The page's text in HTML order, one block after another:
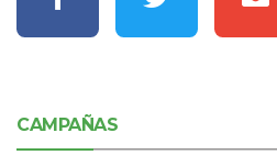
CAMPAÑAS